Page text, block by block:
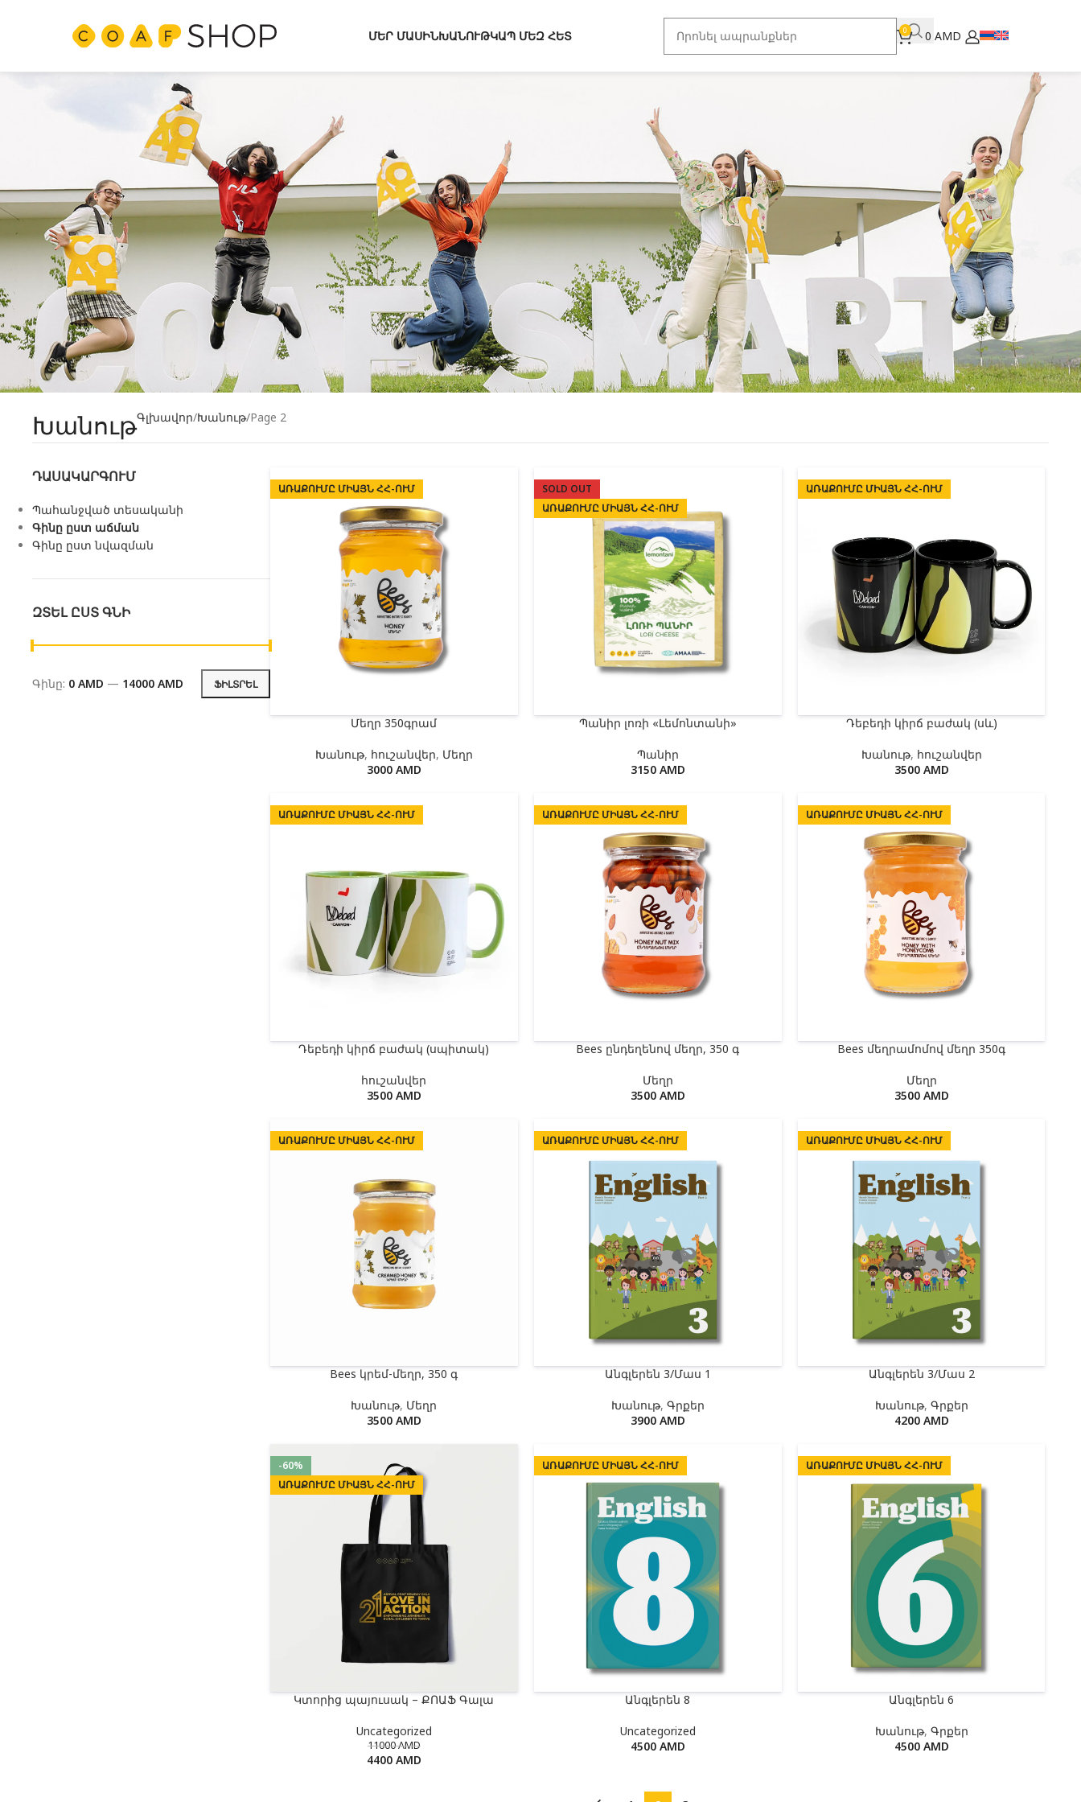
ՄԵՐ ՄԱՍԻՆԽԱՆՈՒԹԿԱՊ ՄԵԶ ՀԵՏ 0 0 AMD
ԽանութԳլխավոր Խանութ Page 2
ԴԱՍԱԿԱՐԳՈՒՄ
Պահանջված տեսականի
Գինը ըստ աճման
Գինը ըստ նվազման
ԶՏԵԼ ԸՍՏ ԳՆԻ
ՖԻԼՏՐԵԼ
Գինը: 0 AMD — 14000 AMD
ԱՌԱՔՈՒՄԸ ՄԻԱՅՆ ՀՀ-ՈՒՄ
Մեղր 350գրամ
Խանութ, հուշանվեր, Մեղր
3000 AMD
SOLD OUT
ԱՌԱՔՈՒՄԸ ՄԻԱՅՆ ՀՀ-ՈՒՄ
Պանիր լոռի «Լեմոնտանի»
Պանիր
3150 AMD
ԱՌԱՔՈՒՄԸ ՄԻԱՅՆ ՀՀ-ՈՒՄ
Դեբեդի կիրճ բաժակ (սև)
Խանութ, հուշանվեր
3500 AMD
ԱՌԱՔՈՒՄԸ ՄԻԱՅՆ ՀՀ-ՈՒՄ
Դեբեդի կիրճ բաժակ (սպիտակ)
հուշանվեր
3500 AMD
ԱՌԱՔՈՒՄԸ ՄԻԱՅՆ ՀՀ-ՈՒՄ
Bees ընդեղենով մեղր, 350 գ
Մեղր
3500 AMD
ԱՌԱՔՈՒՄԸ ՄԻԱՅՆ ՀՀ-ՈՒՄ
Bees մեղրամոմով մեղր 350գ
Մեղր
3500 AMD
ԱՌԱՔՈՒՄԸ ՄԻԱՅՆ ՀՀ-ՈՒՄ
Bees կրեմ-մեղր, 350 գ
Խանութ, Մեղր
3500 AMD
ԱՌԱՔՈՒՄԸ ՄԻԱՅՆ ՀՀ-ՈՒՄ
Անգլերեն 3/Մաս 1
Խանութ, Գրքեր
3900 AMD
ԱՌԱՔՈՒՄԸ ՄԻԱՅՆ ՀՀ-ՈՒՄ
Անգլերեն 3/Մաս 2
Խանութ, Գրքեր
4200 AMD
-60%
ԱՌԱՔՈՒՄԸ ՄԻԱՅՆ ՀՀ-ՈՒՄ
Կտորից պայուսակ – ՔՈԱՖ Գալա
Uncategorized
11000AMD
4400 AMD
ԱՌԱՔՈՒՄԸ ՄԻԱՅՆ ՀՀ-ՈՒՄ
Անգլերեն 8
Uncategorized
4500 AMD
ԱՌԱՔՈՒՄԸ ՄԻԱՅՆ ՀՀ-ՈՒՄ
Անգլերեն 6
Խանութ, Գրքեր
4500 AMD